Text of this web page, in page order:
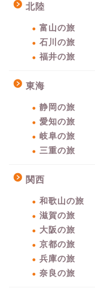
北陸
富山の旅
石川の旅
福井の旅
東海
静岡の旅
愛知の旅
岐阜の旅
三重の旅
関西
和歌山の旅
滋賀の旅
大阪の旅
京都の旅
兵庫の旅
奈良の旅